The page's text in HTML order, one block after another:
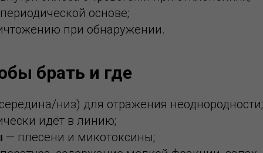
основе;
при обнаружении.
брать и где
низ) для отражения неоднородности;
идёт в линию;
— плесени и микотоксины;